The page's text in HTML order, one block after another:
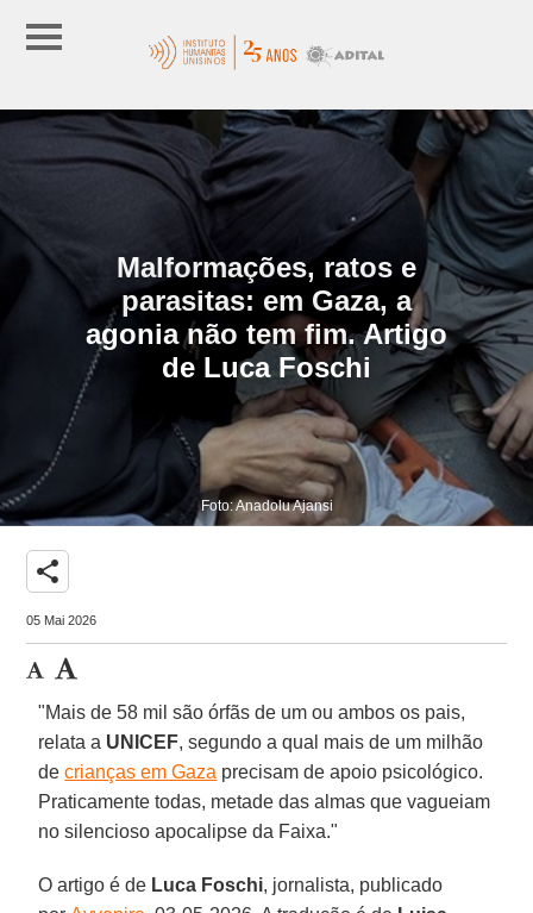
Malformações, ratos e
parasitas: em Gaza, a
agonia não tem fim. Artigo
de Luca Foschi
Foto: Anadolu Ajansi
share
05 Mai 2026
"Mais de 58 mil são órfãs de um ou ambos os pais,
relata a UNICEF, segundo a qual mais de um milhão
decrianças em Gaza precisam de apoio psicológico.
Praticamente todas, metade das almas que vagueiam
no silencioso apocalipse da Faixa."
O artigo é de Luca Foschi, jornalista, publicado